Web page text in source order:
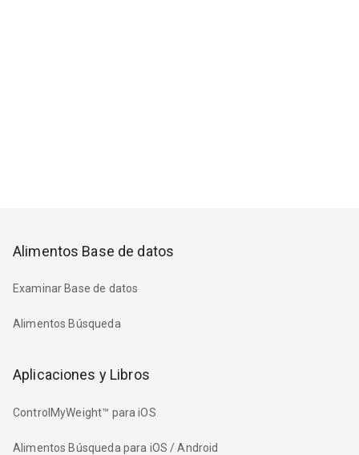
Alimentos Base de datos
Examinar Base de datos
Alimentos Búsqueda
Aplicaciones y Libros
ControlMyWeight™ para iOS
Alimentos Búsqueda para iOS / Android